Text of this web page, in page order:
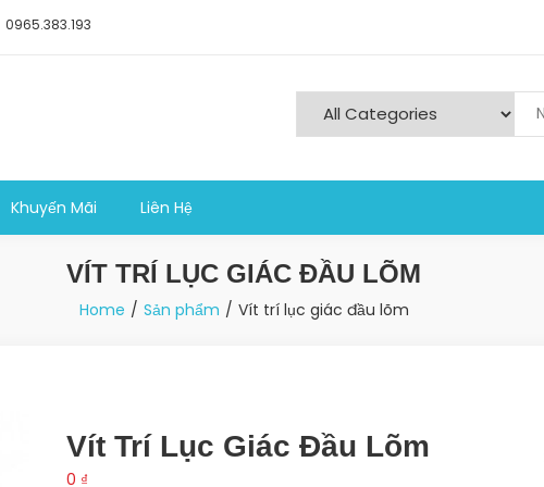
0965.383.193
Khuyến Mãi Liên Hệ
VÍT TRÍ LỤC GIÁC ĐẦU LÕM
Home Sản phẩm Vít trí lục giác đầu lõm
Vít Trí Lục Giác Đầu Lõm
0 ₫